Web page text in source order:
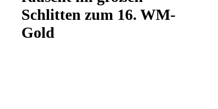
Schlitten zum 16. WM-
Gold